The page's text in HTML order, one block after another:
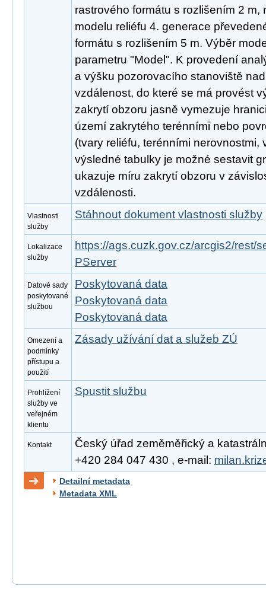
rastrového formátu s rozlišením 2 m,
modelu reliéfu 4. generace
formátu s rozlišením 5 m. Výběr
parametru "Model". K provedení
a výšku pozorovacího stanoviště
vzdálenost, do které se má provést
zakrytí obzoru jasně vymezuje
území zakrytého terénními nebo
(tvary reliéfu, terénními nerovnostmi,
výsledné tabulky je možné sestavit
ukazuje míru zakrytí obzoru v
vzdálenosti.
Vlastnosti
služby
Stáhnout dokument vlastnosti služby
Lokalizace
služby
https://ags.cuzk.gov.cz/arcgis2/rest/
PServer
Datové sady
poskytované
službou
Poskytovaná data
Poskytovaná data
Poskytovaná data
Omezení a
podmínky
přístupu a
použití
Zásady užívání dat a služeb ZÚ
Prohlížení
služby ve
veřejném
klientu
Spustit službu
Kontakt
Český úřad zeměměřický a
+420 284 047 430 , e-mail:
Detailní metadata
Metadata XML